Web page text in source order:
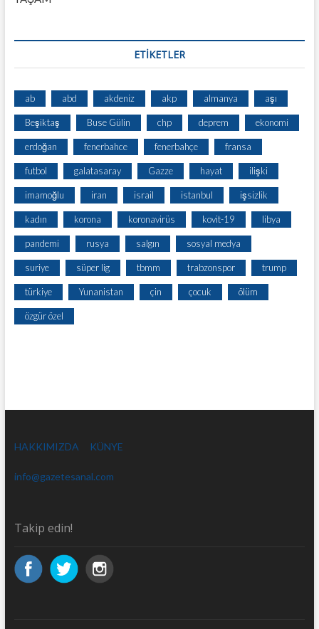
ETİKETLER
ab abd akdeniz akp almanya aşı
Beşiktaş Buse Gülin chp deprem ekonomi
erdoğan fenerbahce fenerbahçe fransa
futbol galatasaray Gazze hayat ilişki
imamoğlu iran israil istanbul işsizlik
kadın korona koronavirüs kovit-19 libya
pandemi rusya salgın sosyal medya
suriye süper lig tbmm trabzonspor trump
türkiye Yunanistan çin çocuk ölüm
özgür özel
HAKKIMIZDA KÜNYE
info@gazetesanal.com
Takip edin!